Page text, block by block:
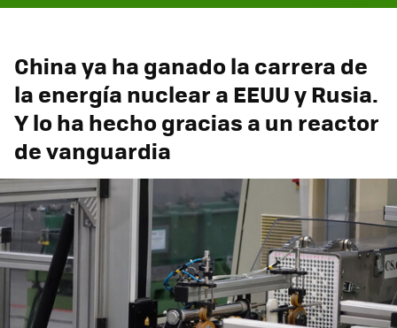
China ya ha ganado la carrera de
la energía nuclear a EEUU y Rusia.
Y lo ha hecho gracias a un reactor
de vanguardia